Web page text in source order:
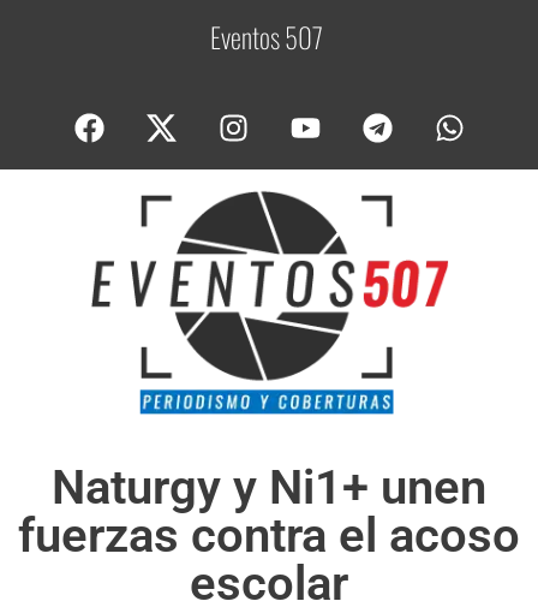
Eventos 507C
Naturgy y Ni1+ unen
fuerzas contra el acoso
escolar